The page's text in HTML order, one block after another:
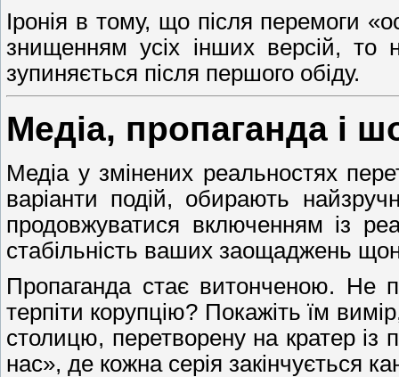
Іронія в тому, що після перемоги
знищенням усіх інших версій, то
зупиняється після першого обіду.
Медіа, пропаганда і
Медіа у змінених реальностях
варіанти подій, обирають
продовжуватися включенням із
стабільність ваших заощаджень
Пропаганда стає витонченою. Не
терпіти корупцію? Покажіть їм
столицю, перетворену на кратер із
нас», де кожна серія закінчується